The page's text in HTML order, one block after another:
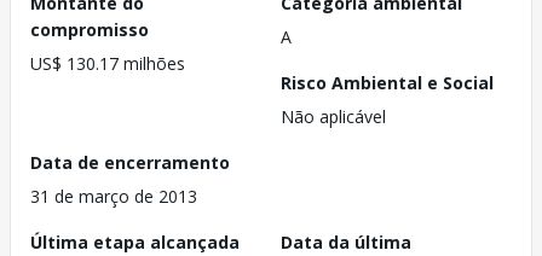
compromisso
US$ 130.17 milhões
A
Risco Ambiental e Social
Não aplicável
Data de encerramento
31 de março de 2013
Última etapa alcançada
Data da última